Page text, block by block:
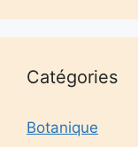
Catégories
Botanique